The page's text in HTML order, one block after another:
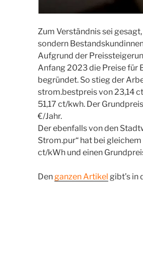
Zum Verständnis sei
sondern
Aufgrund der
Anfang 2023 die Preise für
begründet. So stieg der
strom.bestpreis von 23,14
51,17 ct/kwh. Der
€/Jahr.
Der ebenfalls von den
Strom.pur“ hat bei
ct/kWh und einen
Denganzen Artikel gibt’s in